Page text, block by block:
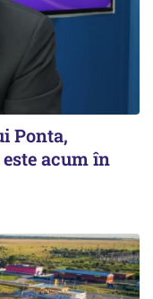
Ponta,
acum în